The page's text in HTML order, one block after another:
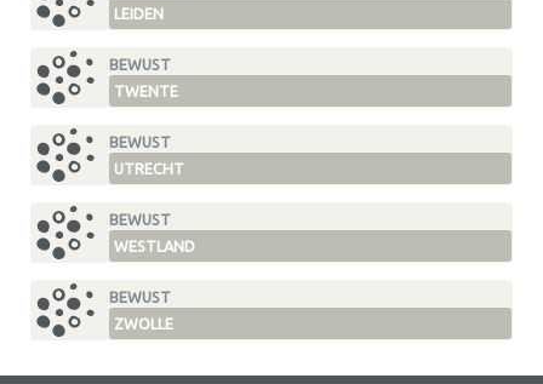
LEIDEN
BEWUST
TWENTE
BEWUST
UTRECHT
BEWUST
WESTLAND
BEWUST
ZWOLLE